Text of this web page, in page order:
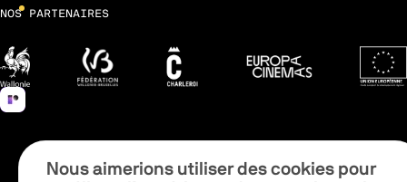
NOS PARTENAIRES
Wallonie Fédération Wallonie-Bruxelles
Ville de CharleroiEuropa Cinemas
Nous aimerions utiliser des cookies pour